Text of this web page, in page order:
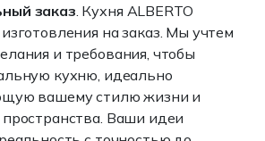
заказ. Кухня ALBERTO
на заказ. Мы учтем
и требования, чтобы
кухню, идеально
вашему стилю жизни и
пространства. Ваши идеи